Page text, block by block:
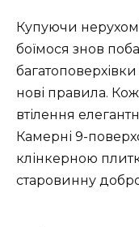
Купуючи
боїмося знов
нові правила.
втілення
Камерні 9-
клінкерною
старовинну